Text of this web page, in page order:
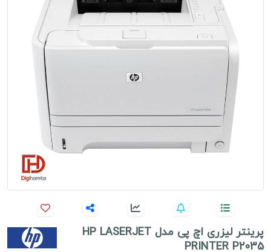
پرینتر لیزری اچ پی مدل HP LASERJET
PRINTER P2035